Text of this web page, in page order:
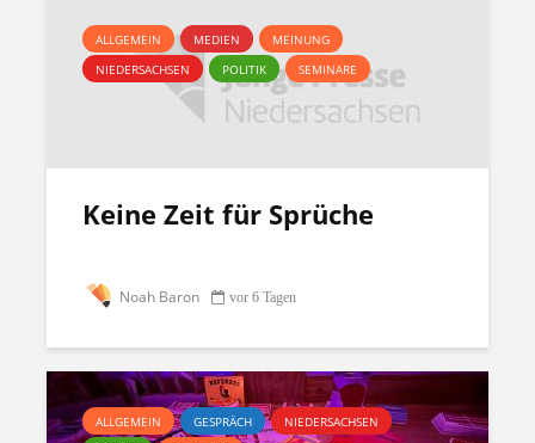
ALLGEMEIN MEDIEN
MEINUNG
NIEDERSACHSEN
POLITIK SEMINARE
Keine Zeit für Sprüche
Noah Baron vor 6 Tagen
ALLGEMEIN GESPRÄCH
NIEDERSACHSEN